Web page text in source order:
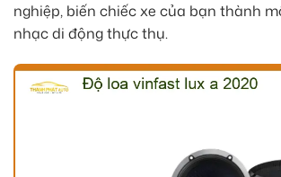
nghiệp, biến chiếc xe của bạn thành
nhạc di động thực thụ.